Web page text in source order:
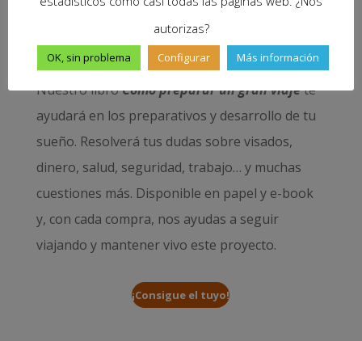
Nuestro libroCómo preparar un gran viajete
ayudará en los preparativos y desarrollo de tu
sueño. Resolverá tus dudas sobre visados,
dinero, salud, seguridad, trabajo… y muchas
cuestiones más. Disponible en papel y e-book
y, con cada compra, nos ayudas a seguir
viajando y mantener vivo este proyecto.
¡Consigue el tuyo!
autorizas?
OK, sin problema Configurar Más información